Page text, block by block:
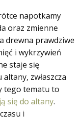
napotkamy
oraz zmienne
drewna prawdziwe
i wykrzywień
staje się
zwłaszcza
tego tematu to
się do altany.
i